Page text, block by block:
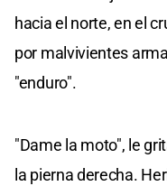
hacia el norte, en el
por malvivientes
"enduro".
"Dame la moto", le
la pierna derecha.